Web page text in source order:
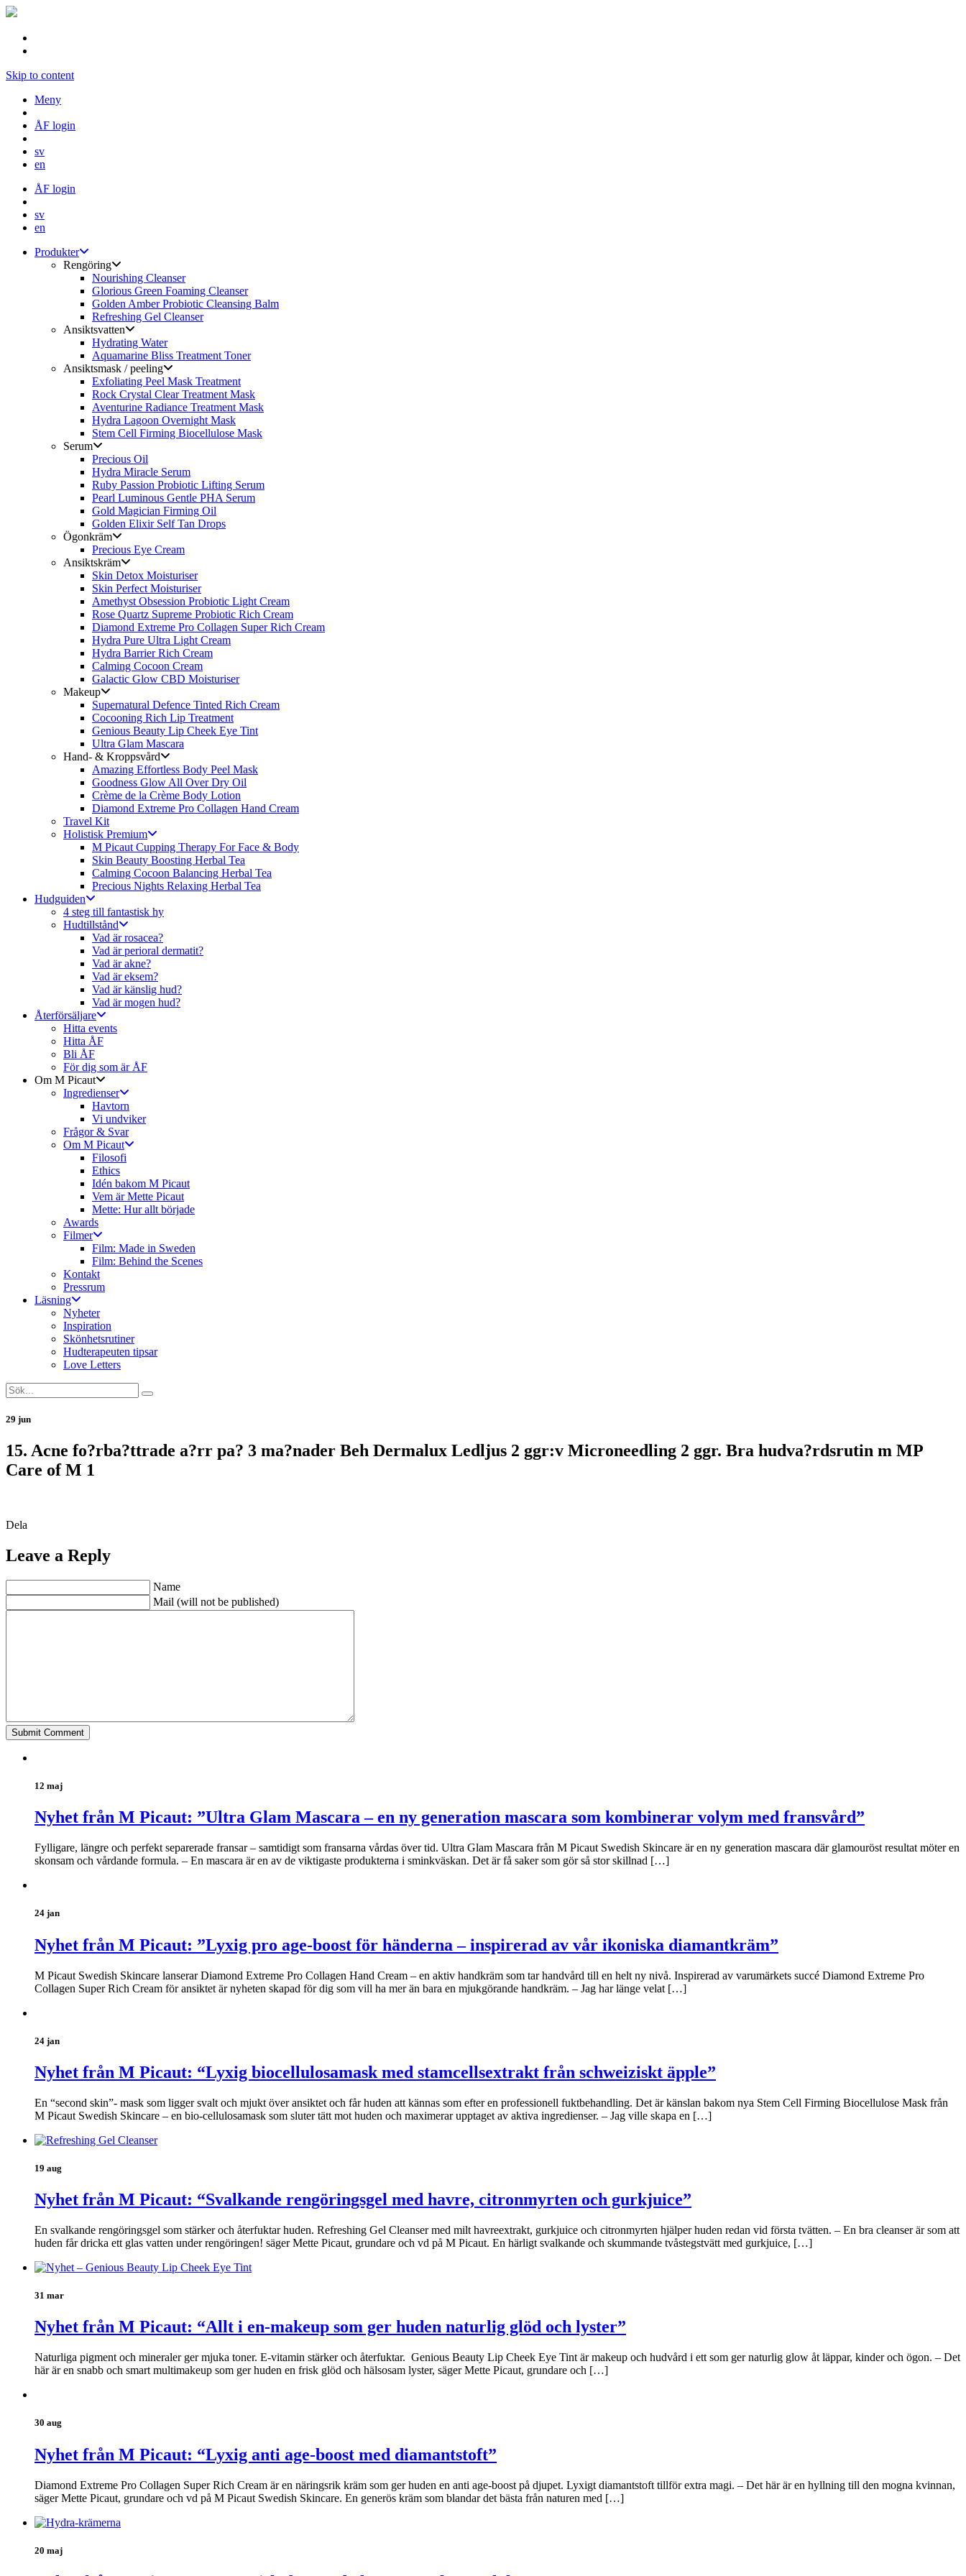
Skip to content
Meny
ÅF login
sv
en
ÅF login
sv
en
Produkter
Rengöring
Nourishing Cleanser
Glorious Green Foaming Cleanser
Golden Amber Probiotic Cleansing Balm
Refreshing Gel Cleanser
Ansiktsvatten
Hydrating Water
Aquamarine Bliss Treatment Toner
Ansiktsmask / peeling
Exfoliating Peel Mask Treatment
Rock Crystal Clear Treatment Mask
Aventurine Radiance Treatment Mask
Hydra Lagoon Overnight Mask
Stem Cell Firming Biocellulose Mask
Serum
Precious Oil
Hydra Miracle Serum
Ruby Passion Probiotic Lifting Serum
Pearl Luminous Gentle PHA Serum
Gold Magician Firming Oil
Golden Elixir Self Tan Drops
Ögonkräm
Precious Eye Cream
Ansiktskräm
Skin Detox Moisturiser
Skin Perfect Moisturiser
Amethyst Obsession Probiotic Light Cream
Rose Quartz Supreme Probiotic Rich Cream
Diamond Extreme Pro Collagen Super Rich Cream
Hydra Pure Ultra Light Cream
Hydra Barrier Rich Cream
Calming Cocoon Cream
Galactic Glow CBD Moisturiser
Makeup
Supernatural Defence Tinted Rich Cream
Cocooning Rich Lip Treatment
Genious Beauty Lip Cheek Eye Tint
Ultra Glam Mascara
Hand- & Kroppsvård
Amazing Effortless Body Peel Mask
Goodness Glow All Over Dry Oil
Crème de la Crème Body Lotion
Diamond Extreme Pro Collagen Hand Cream
Travel Kit
Holistisk Premium
M Picaut Cupping Therapy For Face & Body
Skin Beauty Boosting Herbal Tea
Calming Cocoon Balancing Herbal Tea
Precious Nights Relaxing Herbal Tea
Hudguiden
4 steg till fantastisk hy
Hudtillstånd
Vad är rosacea?
Vad är perioral dermatit?
Vad är akne?
Vad är eksem?
Vad är känslig hud?
Vad är mogen hud?
Återförsäljare
Hitta events
Hitta ÅF
Bli ÅF
För dig som är ÅF
Om M Picaut
Ingredienser
Havtorn
Vi undviker
Frågor & Svar
Om M Picaut
Filosofi
Ethics
Idén bakom M Picaut
Vem är Mette Picaut
Mette: Hur allt började
Awards
Filmer
Film: Made in Sweden
Film: Behind the Scenes
Kontakt
Pressrum
Läsning
Nyheter
Inspiration
Skönhetsrutiner
Hudterapeuten tipsar
Love Letters
29 jun
15. Acne fo?rba?ttrade a?rr pa? 3 ma?nader Beh Dermalux Ledljus 2 ggr:v Microneedling 2 ggr. Bra hudva?rdsrutin m MP
Care of M 1
Dela
Leave a Reply
Name
Mail (will not be published)
12 maj
Nyhet från M Picaut: ”Ultra Glam Mascara – en ny generation mascara som kombinerar volym med fransvård”
Fylligare, längre och perfekt separerade fransar – samtidigt som fransarna vårdas över tid. Ultra Glam Mascara från M Picaut Swedish Skincare är en ny generation mascara där glamouröst resultat möter en
skonsam och vårdande formula. – En mascara är en av de viktigaste produkterna i sminkväskan. Det är få saker som gör så stor skillnad […]
24 jan
Nyhet från M Picaut: ”Lyxig pro age-boost för händerna – inspirerad av vår ikoniska diamantkräm”
M Picaut Swedish Skincare lanserar Diamond Extreme Pro Collagen Hand Cream – en aktiv handkräm som tar handvård till en helt ny nivå. Inspirerad av varumärkets succé Diamond Extreme Pro
Collagen Super Rich Cream för ansiktet är nyheten skapad för dig som vill ha mer än bara en mjukgörande handkräm. – Jag har länge velat […]
24 jan
Nyhet från M Picaut: “Lyxig biocellulosamask med stamcellsextrakt från schweiziskt äpple”
En “second skin”- mask som ligger svalt och mjukt över ansiktet och får huden att kännas som efter en professionell fuktbehandling. Det är känslan bakom nya Stem Cell Firming Biocellulose Mask från
M Picaut Swedish Skincare – en bio-cellulosamask som sluter tätt mot huden och maximerar upptaget av aktiva ingredienser. – Jag ville skapa en […]
19 aug
Nyhet från M Picaut: “Svalkande rengöringsgel med havre, citronmyrten och gurkjuice”
En svalkande rengöringsgel som stärker och återfuktar huden. Refreshing Gel Cleanser med milt havreextrakt, gurkjuice och citronmyrten hjälper huden redan vid första tvätten. – En bra cleanser är som att
huden får dricka ett glas vatten under rengöringen! säger Mette Picaut, grundare och vd på M Picaut. En härligt svalkande och skummande tvåstegstvätt med gurkjuice, […]
31 mar
Nyhet från M Picaut: “Allt i en-makeup som ger huden naturlig glöd och lyster”
Naturliga pigment och mineraler ger mjuka toner. E-vitamin stärker och återfuktar. Genious Beauty Lip Cheek Eye Tint är makeup och hudvård i ett som ger naturlig glow åt läppar, kinder och ögon. – Det
här är en snabb och smart multimakeup som ger huden en frisk glöd och hälsosam lyster, säger Mette Picaut, grundare och […]
30 aug
Nyhet från M Picaut: “Lyxig anti age-boost med diamantstoft”
Diamond Extreme Pro Collagen Super Rich Cream är en näringsrik kräm som ger huden en anti age-boost på djupet. Lyxigt diamantstoft tillför extra magi. – Det här är en hyllning till den mogna kvinnan,
säger Mette Picaut, grundare och vd på M Picaut Swedish Skincare. En generös kräm som blandar det bästa från naturen med […]
20 maj